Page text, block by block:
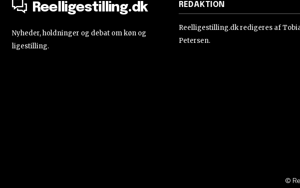
Reelligestilling.dk
Nyheder, holdninger og debat om køn og
ligestilling.
REDAKTION
Reelligestilling.dk redigeres af
Petersen.
©